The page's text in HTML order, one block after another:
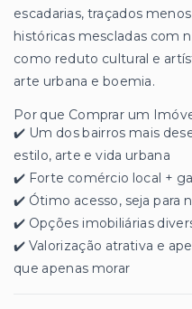
escadarias, traçados
históricas mescladas com
como reduto cultural e
arte urbana e boemia.
Por que Comprar um
✔️ Um dos bairros mais
estilo, arte e vida urbana
✔️ Forte comércio local +
✔️ Ótimo acesso, seja para
✔️ Opções imobiliárias
✔️ Valorização atrativa e
que apenas morar